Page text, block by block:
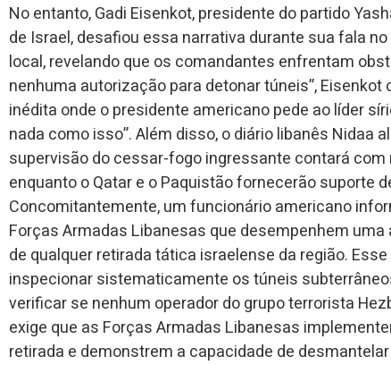
No entanto, Gadi Eisenkot, presidente do partido
de Israel, desafiou essa narrativa durante sua fala
local, revelando que os comandantes enfrentam
nenhuma autorização para detonar túneis”,
inédita onde o presidente americano pede ao líder
nada como isso”. Além disso, o diário libanês Nidaa
supervisão do cessar-fogo ingressante contará com
enquanto o Qatar e o Paquistão fornecerão suporte
Concomitantemente, um funcionário americano
Forças Armadas Libanesas que desempenhem
de qualquer retirada tática israelense da região.
inspecionar sistematicamente os túneis
verificar se nenhum operador do grupo terrorista
exige que as Forças Armadas Libanesas
retirada e demonstrem a capacidade de